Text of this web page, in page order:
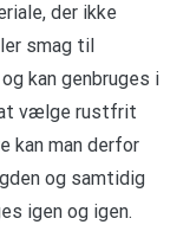
der ikke
smag til
kan genbruges i
vælge rustfrit
kan man derfor
og samtidig
igen og igen.